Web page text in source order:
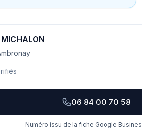
MICHALON
06 84 00 70 58
Numéro issu de la fiche Google